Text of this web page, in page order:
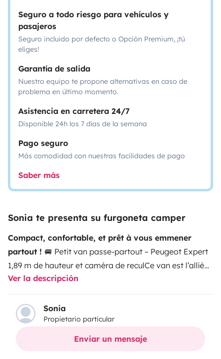
Seguro a todo riesgo para vehículos y
pasajeros
Seguro incluido por defecto o Opción Premium, ¡tú
eliges!
Garantía de salida
Nuestro equipo te propone alternativas en caso de
problema en último momento.
Asistencia en carretera 24/7
Disponible 24h los 7 días de la semana
Pago seguro
Más comodidad con nuestras facilidades de pago
Saber más
Sonia te presenta su furgoneta camper
Compact, confortable, et prêt à vous emmener
partout ! 🚐 Petit van passe-partout – Peugeot Expert
1,89 m de hauteur et caméra de reculCe van est l’allié
parfait pour une escapade en toute simplicité.
Compact (H1L1 – 1m89 de haut), il passe sous tous les
portiques et se conduit comme une voiture. Sa
automatiqueet sacaméra de recul
💤 Couchage confortable pour 2
Ver la descripción
Sonia
Propietario particular
Enviar un mensaje